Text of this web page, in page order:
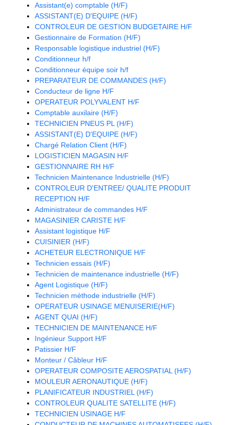
Assistant(e) comptable (H/F)
ASSISTANT(E) D'EQUIPE (H/F)
CONTROLEUR DE GESTION BUDGETAIRE H/F
Gestionnaire de Formation (H/F)
Responsable logistique industriel (H/F)
Conditionneur h/f
Conditionneur équipe soir h/f
PREPARATEUR DE COMMANDES (H/F)
Conducteur de ligne H/F
OPERATEUR POLYVALENT H/F
Comptable auxilaire (H/F)
TECHNICIEN PNEUS PL (H/F)
ASSISTANT(E) D'EQUIPE (H/F)
Chargé Relation Client (H/F)
LOGISTICIEN MAGASIN H/F
GESTIONNAIRE RH H/F
Technicien Maintenance Industrielle (H/F)
CONTROLEUR D'ENTREE/ QUALITE PRODUIT
RECEPTION H/F
Administrateur de commandes H/F
MAGASINIER CARISTE H/F
Assistant logistique H/F
CUISINIER (H/F)
ACHETEUR ELECTRONIQUE H/F
Technicien essais (H/F)
Technicien de maintenance industrielle (H/F)
Agent Logistique (H/F)
Technicien méthode industrielle (H/F)
OPERATEUR USINAGE MENUISERIE(H/F)
AGENT QUAI (H/F)
TECHNICIEN DE MAINTENANCE H/F
Ingénieur Support H/F
Patissier H/F
Monteur / Câbleur H/F
OPERATEUR COMPOSITE AEROSPATIAL (H/F)
MOULEUR AERONAUTIQUE (H/F)
PLANIFICATEUR INDUSTRIEL (H/F)
CONTROLEUR QUALITE SATELLITE (H/F)
TECHNICIEN USINAGE H/F